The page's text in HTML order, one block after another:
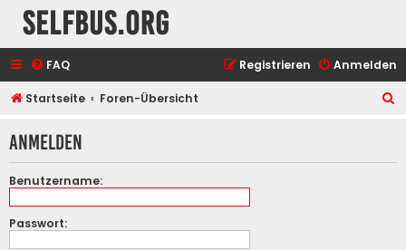
selfbus.org
FAQ Anmelden
Registrieren
Startseite Foren-Übersicht
h
Anmelden
Benutzername:
Passwort: